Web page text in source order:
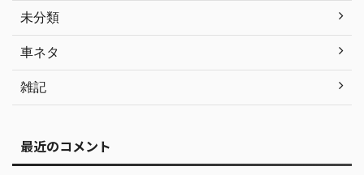
未分類
車ネタ
雑記
最近のコメント